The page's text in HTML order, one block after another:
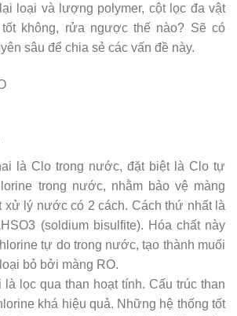
loại và lượng polymer, cột lọc đa vật
tốt không, rửa ngược thế nào? Sẽ có
sâu để chia sẻ các vấn đề này.
là Clo trong nước, đặt biệt là Clo tự
trong nước, nhằm bảo vệ màng
xử lý nước có 2 cách. Cách thứ nhất là
(soldium bisulfite). Hóa chất này
tự do trong nước, tạo thành muối
bỏ bởi màng RO.
là lọc qua than hoạt tính. Cấu trúc than
khá hiệu quả. Những hệ thống tốt